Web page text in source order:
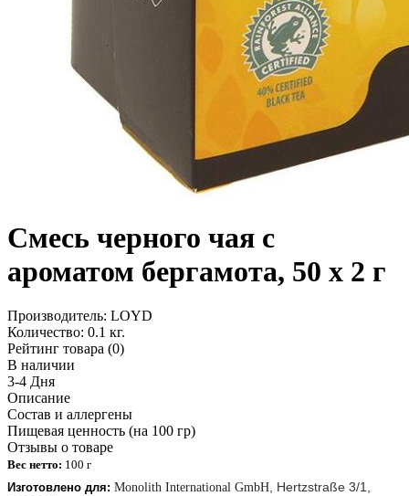
Смесь черного чая с
ароматом бергамота, 50 x 2 г
Производитель: LOYD
Количество: 0.1 кг.
Рейтинг товара (0)
В наличии
3-4 Дня
Описание
Состав и аллергены
Пищевая ценность (на 100 гр)
Отзывы о товаре
Вес нетто: 100 г
Изготовлено для: Monolith International GmbH, Hertzstraße 3/1,